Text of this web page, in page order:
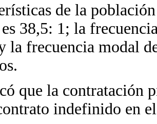
de la
38,5: 1; la
la frecuencia modal
que la contratación
indefinido en